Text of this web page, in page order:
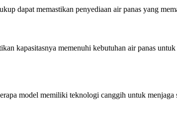
dapat memastikan penyediaan air panas yang
kapasitasnya memenuhi kebutuhan air panas
model memiliki teknologi canggih untuk menjaga